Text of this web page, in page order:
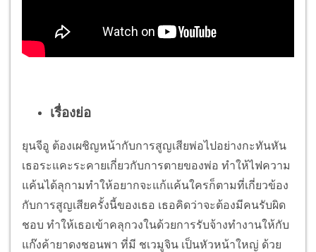
เรื่องย่อ
ยุนจีอู ต้องเผชิญหน้ากับการสูญเสียพ่อไปอย่างกะทันหัน
เธอระแคะระคายเกี่ยวกับการตายของพ่อ ทำให้ไฟความ
แค้นได้ลุกามทำให้อยากจะแก้แค้นใครก็ตามที่เกี่ยวข้อง
กับการสูญเสียครั้งนี้ของเธอ เธอคิดว่าจะต้องมีคนรับผิด
ชอบ ทำให้เธอเข้าคลุกวงในด้วยการรับจ้างทำงานให้กับ
แก๊งค้ายาดงชอนพา ที่มี ชเวมูจิน เป็นหัวหน้าใหญ่ ด้วย